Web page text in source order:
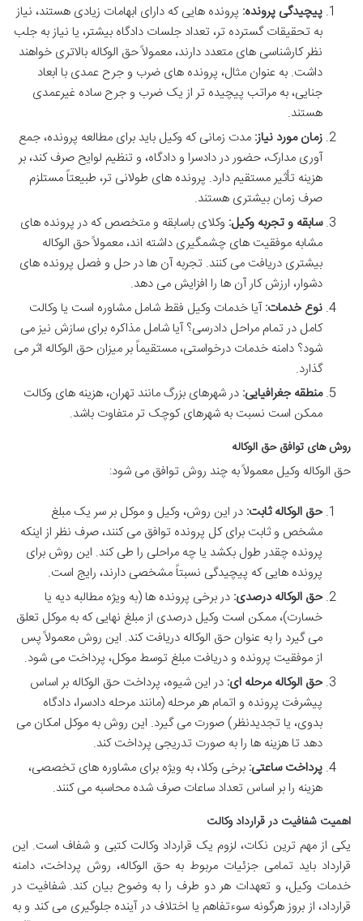
پیچیدگی پرونده: پرونده هایی که دارای ابهامات زیادی هستند، نیاز
به تحقیقات گسترده تر، تعداد جلسات دادگاه بیشتر، یا نیاز به جلب
نظر کارشناسی های متعدد دارند، معمولاً حق الوکاله بالاتری خواهند
داشت. به عنوان مثال، پرونده های ضرب و جرح عمدی با ابعاد
جنایی، به مراتب پیچیده تر از یک ضرب و جرح ساده غیرعمدی
هستند.
زمان مورد نیاز: مدت زمانی که وکیل باید برای مطالعه پرونده، جمع
آوری مدارک، حضور در دادسرا و دادگاه، و تنظیم لوایح صرف کند، بر
هزینه تأثیر مستقیم دارد. پرونده های طولانی تر، طبیعتاً مستلزم
صرف زمان بیشتری هستند.
سابقه و تجربه وکیل: وکلای باسابقه و متخصص که در پرونده های
مشابه موفقیت های چشمگیری داشته اند، معمولاً حق الوکاله
بیشتری دریافت می کنند. تجربه آن ها در حل و فصل پرونده های
دشوار، ارزش کار آن ها را افزایش می دهد.
نوع خدمات:آیا خدمات وکیل فقط شامل مشاوره است یا وکالت
کامل در تمام مراحل دادرسی؟ آیا شامل مذاکره برای سازش نیز می
شود؟ دامنه خدمات درخواستی، مستقیماً بر میزان حق الوکاله اثر می
گذارد.
منطقه جغرافیایی: در شهرهای بزرگ مانند تهران، هزینه های وکالت
ممکن است نسبت به شهرهای کوچک تر متفاوت باشد.
روش های توافق حق الوکاله
حق الوکاله وکیل معمولاً به چند روش توافق می شود:
حق الوکاله ثابت: در این روش، وکیل و موکل بر سر یک مبلغ
مشخص و ثابت برای کل پرونده توافق می کنند، صرف نظر از اینکه
پرونده چقدر طول بکشد یا چه مراحلی را طی کند. این روش برای
پرونده هایی که پیچیدگی نسبتاً مشخصی دارند، رایج است.
حق الوکاله درصدی: در برخی پرونده ها (به ویژه مطالبه دیه یا
خسارت)، ممکن است وکیل درصدی از مبلغ نهایی که به موکل تعلق
می گیرد را به عنوان حق الوکاله دریافت کند. این روش معمولاً پس
از موفقیت پرونده و دریافت مبلغ توسط موکل، پرداخت می شود.
حق الوکاله مرحله ای: در این شیوه، پرداخت حق الوکاله بر اساس
پیشرفت پرونده و اتمام هر مرحله (مانند مرحله دادسرا، دادگاه
بدوی، یا تجدیدنظر) صورت می گیرد. این روش به موکل امکان می
دهد تا هزینه ها را به صورت تدریجی پرداخت کند.
پرداخت ساعتی: برخی وکلا، به ویژه برای مشاوره های تخصصی،
هزینه را بر اساس تعداد ساعات صرف شده محاسبه می کنند.
اهمیت شفافیت در قرارداد وکالت
یکی از مهم ترین نکات، لزوم یک قرارداد وکالت کتبی و شفاف است. این
قرارداد باید تمامی جزئیات مربوط به حق الوکاله، روش پرداخت، دامنه
خدمات وکیل، و تعهدات هر دو طرف را به وضوح بیان کند. شفافیت در
قرارداد، از بروز هرگونه سوءتفاهم یا اختلاف در آینده جلوگیری می کند و به